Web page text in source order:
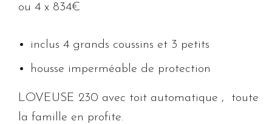
ou 4 x 834€
inclus 4 grands coussins et 3 petits
housse imperméable de protection
LOVEUSE 230 avec toit automatique , toute
la famille en profite.